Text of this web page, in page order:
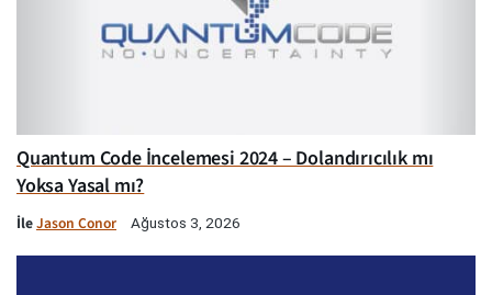
Quantum Code İncelemesi 2024 – Dolandırıcılık mı
Yoksa Yasal mı?
İleJason Conor Ağustos 3, 2026